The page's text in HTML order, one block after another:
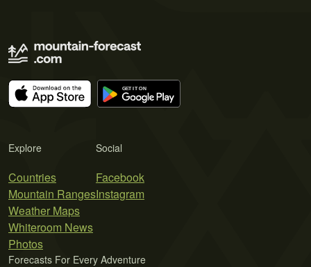
Explore
Countries
Mountain Ranges
Weather Maps
Whiteroom News
Photos
Social
Facebook
Instagram
Forecasts For Every Adventure